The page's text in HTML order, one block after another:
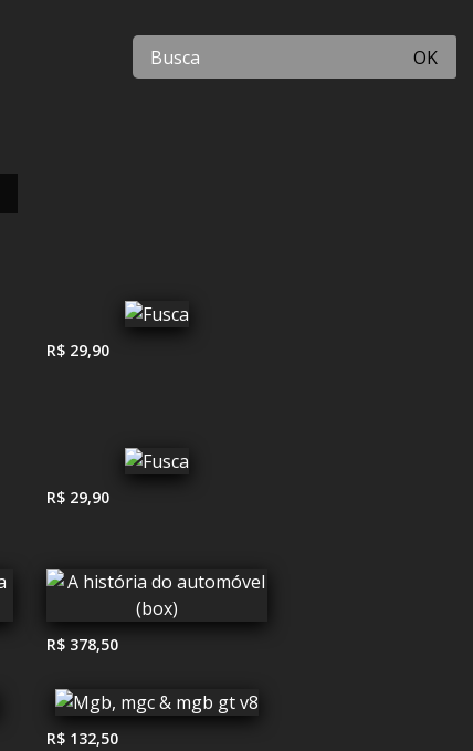
OK
R$ 29,90
R$ 29,90
R$ 378,50
R$ 132,50